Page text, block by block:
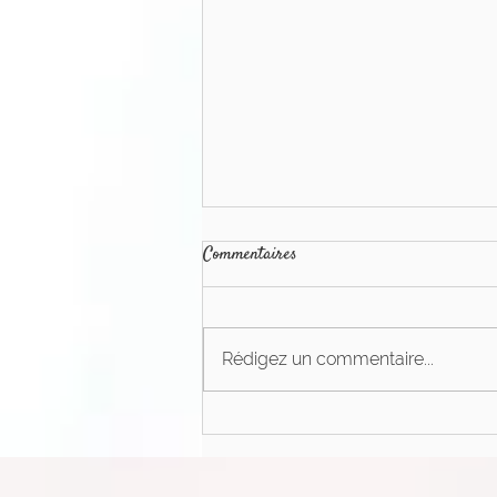
Pourquoi retombe-t-on toujours
Commentaires
Rédigez un commentaire...